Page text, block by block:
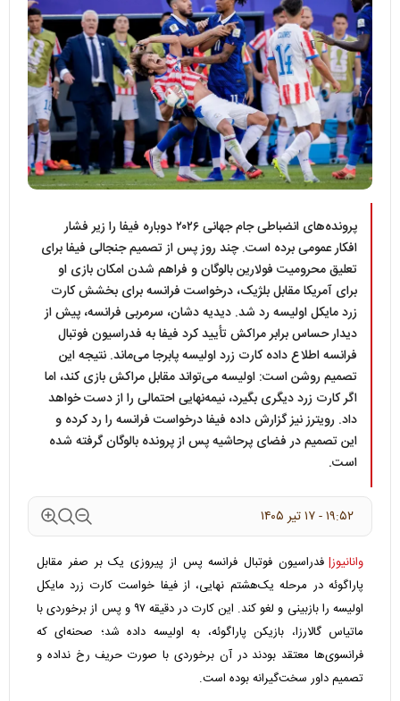
پرونده‌های انضباطی جام جهانی ۲۰۲۶ دوباره فیفا را زیر فشار
افکار عمومی برده است. چند روز پس از تصمیم جنجالی فیفا برای
تعلیق محرومیت فولارین بالوگان و فراهم شدن امکان بازی او
برای آمریکا مقابل بلژیک، درخواست فرانسه برای بخشش کارت
زرد مایکل اولیسه رد شد. دیدیه دشان، سرمربی فرانسه، پیش از
دیدار حساس برابر مراکش تأیید کرد فیفا به فدراسیون فوتبال
فرانسه اطلاع داده کارت زرد اولیسه پابرجا می‌ماند. نتیجه این
تصمیم روشن است: اولیسه می‌تواند مقابل مراکش بازی کند، اما
اگر کارت زرد دیگری بگیرد، نیمه‌نهایی احتمالی را از دست خواهد
داد. رویترز نیز گزارش داده فیفا درخواست فرانسه را رد کرده و
این تصمیم در فضای پرحاشیه پس از پرونده بالوگان گرفته شده
است.
۱۹:۵۲ - ۱۷ تير ۱۴۰۵
وانانیوز| فدراسیون فوتبال فرانسه پس از پیروزی یک بر صفر مقابل
پاراگوئه در مرحله یک‌هشتم نهایی، از فیفا خواست کارت زرد مایکل
اولیسه را بازبینی و لغو کند. این کارت در دقیقه ۹۷ و پس از برخوردی با
ماتیاس گالارزا، بازیکن پاراگوئه، به اولیسه داده شد؛ صحنه‌ای که
فرانسوی‌ها معتقد بودند در آن برخوردی با صورت حریف رخ نداده و
تصمیم داور سخت‌گیرانه بوده است.